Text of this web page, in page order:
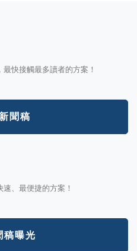
快接觸最多讀者的方案！
聞稿
、最便捷的方案！
稿曝光